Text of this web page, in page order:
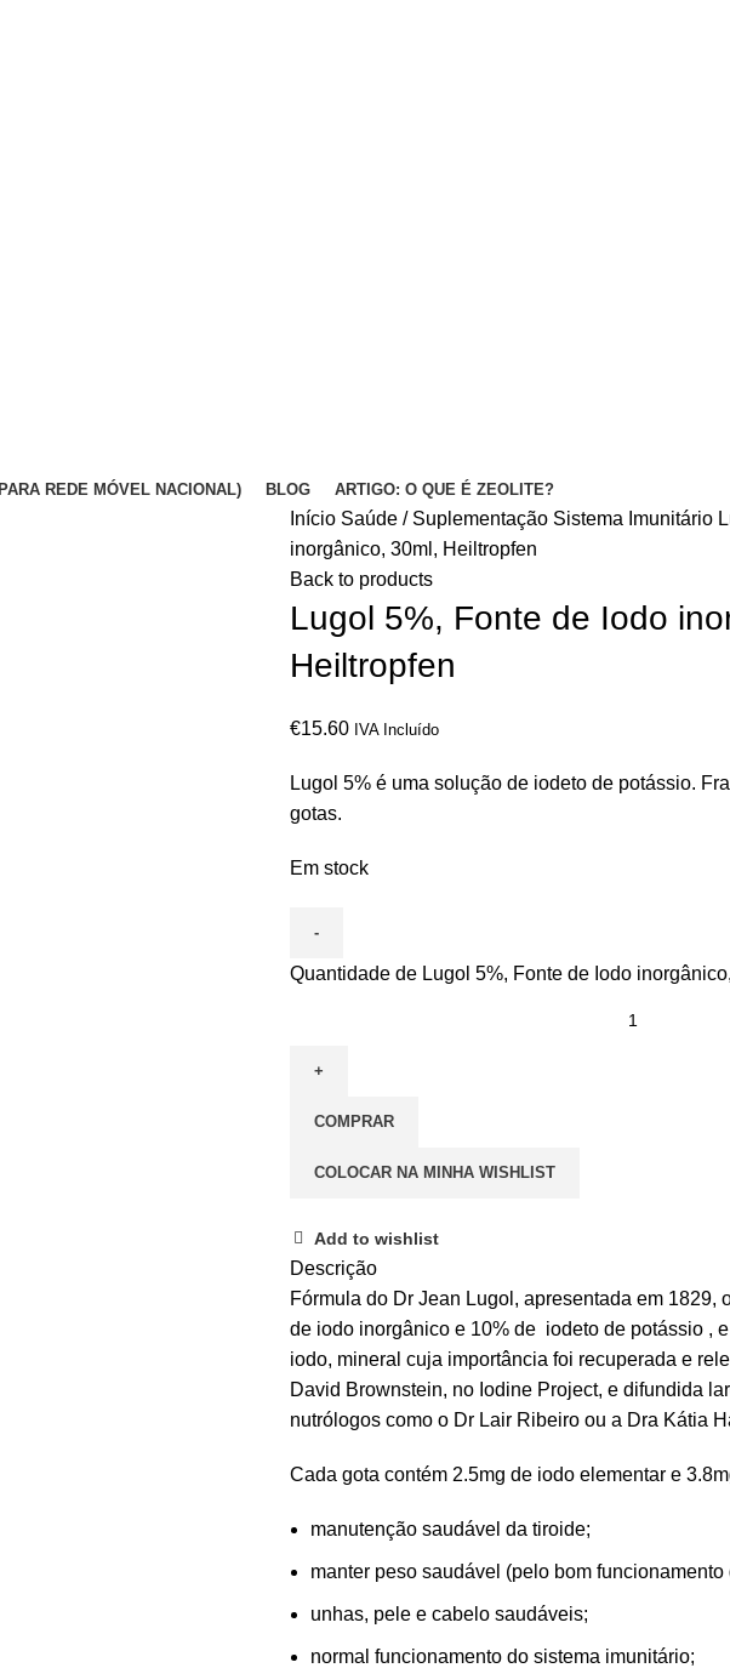
REDE MÓVEL NACIONAL) BLOG ARTIGO: O QUE É ZEOLITE?
Início Saúde / Suplementação Sistema Imunitário
inorgânico, 30ml, Heiltropfen
Back to products
Lugol 5%, Fonte de Iodo
Heiltropfen
€15.60 IVA Incluído
Lugol 5% é uma solução de iodeto de potássio.
gotas.
Em stock
Quantidade de Lugol 5%, Fonte de Iodo
COMPRAR
COLOCAR NA MINHA WISHLIST
Add to wishlist
Descrição
Fórmula do Dr Jean Lugol, apresentada em 1829,
de iodo inorgânico e 10% de iodeto de potássio ,
iodo, mineral cuja importância foi recuperada e
David Brownstein, no Iodine Project, e difundida
nutrólogos como o Dr Lair Ribeiro ou a Dra Kátia
Cada gota contém 2.5mg de iodo elementar e
manutenção saudável da tiroide;
manter peso saudável (pelo bom funcionamento
unhas, pele e cabelo saudáveis;
normal funcionamento do sistema imunitário;